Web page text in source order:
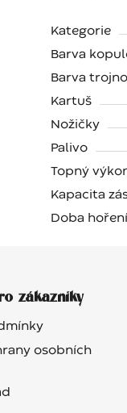
Kategorie
Barva
Barva
Kartuš
Nožičky
Palivo
Topný
Kapacita
Doba hoření
zákazníky
osobních